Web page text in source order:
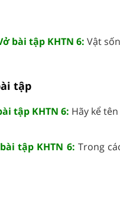
bài tập KHTN 6: Vật
tập
tập KHTN 6: Hãy kể
tập KHTN 6: Trong